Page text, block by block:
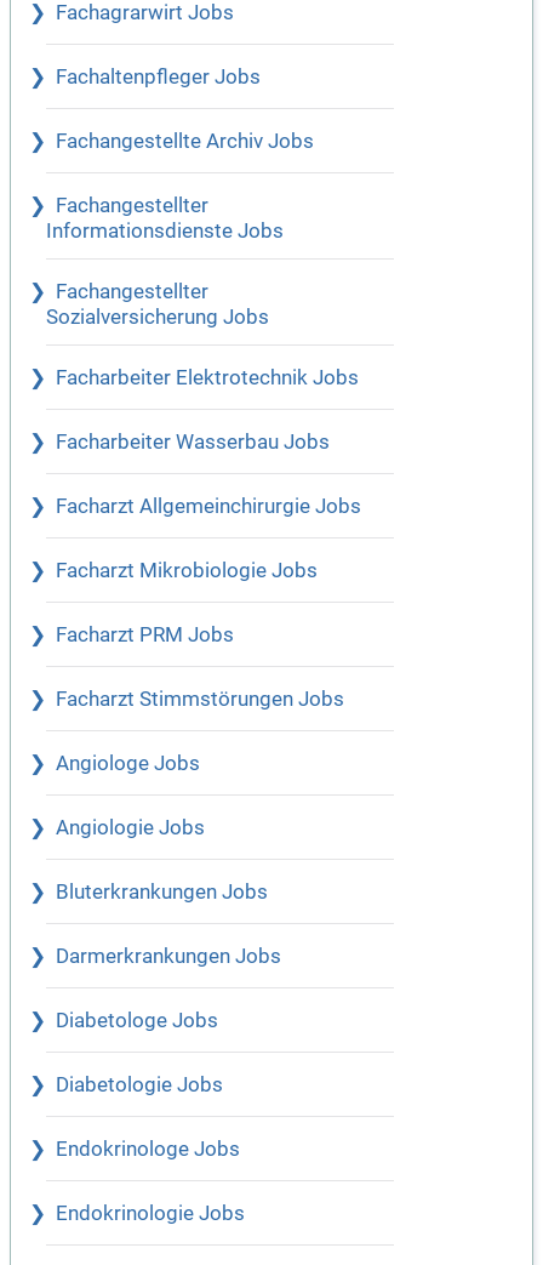
Fachagrarwirt Jobs
Fachaltenpfleger Jobs
Fachangestellte Archiv Jobs
Fachangestellter
Informationsdienste Jobs
Fachangestellter
Sozialversicherung Jobs
Facharbeiter Elektrotechnik Jobs
Facharbeiter Wasserbau Jobs
Facharzt Allgemeinchirurgie Jobs
Facharzt Mikrobiologie Jobs
Facharzt PRM Jobs
Facharzt Stimmstörungen Jobs
Angiologe Jobs
Angiologie Jobs
Bluterkrankungen Jobs
Darmerkrankungen Jobs
Diabetologe Jobs
Diabetologie Jobs
Endokrinologe Jobs
Endokrinologie Jobs